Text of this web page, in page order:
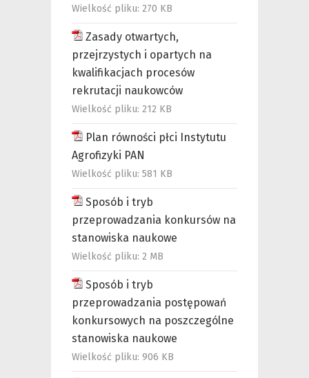
Wielkość pliku: 270 KB
Zasady otwartych,
przejrzystych i opartych na
kwalifikacjach procesów
rekrutacji naukowców
Wielkość pliku: 212 KB
Plan równości płci Instytutu
Agrofizyki PAN
Wielkość pliku: 581 KB
Sposób i tryb
przeprowadzania konkursów na
stanowiska naukowe
Wielkość pliku: 2 MB
Sposób i tryb
przeprowadzania postępowań
konkursowych na poszczególne
stanowiska naukowe
Wielkość pliku: 906 KB